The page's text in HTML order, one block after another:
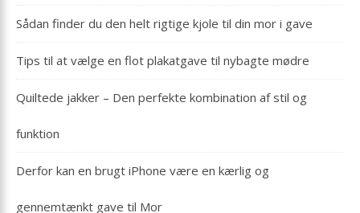
Sådan finder du den helt rigtige kjole til din mor i gave
Tips til at vælge en flot plakatgave til nybagte mødre
Quiltede jakker – Den perfekte kombination af stil og
funktion
Derfor kan en brugt iPhone være en kærlig og
gennemtænkt gave til Mor